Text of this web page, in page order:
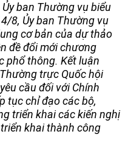
ban Thường vụ biểu
8, Ủy ban Thường vụ
cơ bản của dự thảo
đề đổi mới chương
phổ thông. Kết luận
trực Quốc hội
cầu đối với Chính
tục chỉ đạo các bộ,
triển khai các kiến nghị
khai thành công